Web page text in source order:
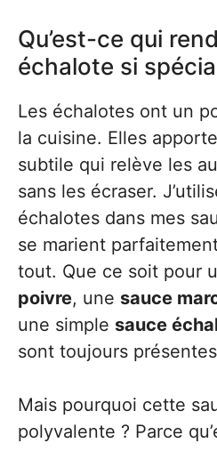
Qu’est-ce qui
échalote si
Les échalotes ont un
la cuisine. Elles
subtile qui relève les
sans les écraser.
échalotes dans mes
se marient
tout. Que ce soit pour
poivre, une sauce
une simple sauce
sont toujours
Mais pourquoi cette
polyvalente ? Parce